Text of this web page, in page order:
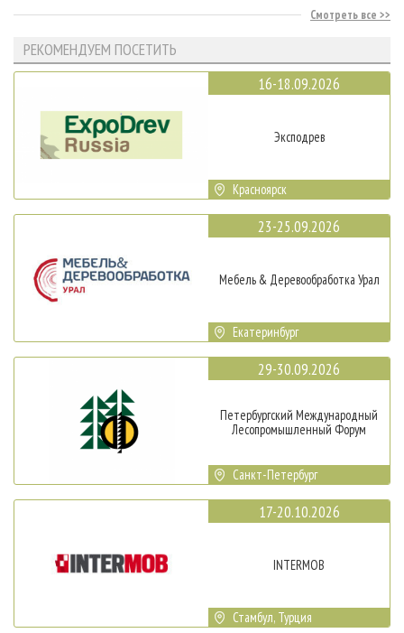
Смотреть все
РЕКОМЕНДУЕМ ПОСЕТИТЬ
16-18.09.2026
Эксподрев
Красноярск
23-25.09.2026
Мебель & Деревообработка Урал
Екатеринбург
29-30.09.2026
Петербургский Международный
Лесопромышленный Форум
Санкт-Петербург
17-20.10.2026
INTERMOB
Стамбул, Турция